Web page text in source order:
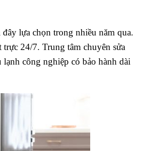
lựa chọn trong nhiều năm qua.
trực 24/7. Trung tâm chuyên sửa
công nghiệp có bảo hành dài